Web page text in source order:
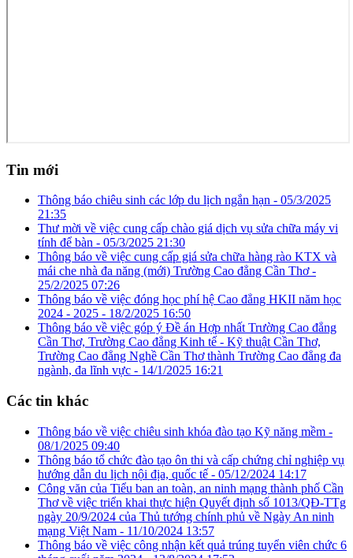
Tin mới
Thông báo chiêu sinh các lớp du lịch ngắn hạn - 05/3/2025
21:35
Thư mời về việc cung cấp chào giá dịch vụ sửa chữa máy vi
tính để bàn - 05/3/2025 21:30
Thông báo về việc cung cấp giá sửa chữa hàng rào KTX và
mái che nhà đa năng (mới) Trường Cao đẳng Cần Thơ -
25/2/2025 07:26
Thông báo về việc đóng học phí hệ Cao đẳng HKII năm học
2024 - 2025 - 18/2/2025 16:50
Thông báo về việc góp ý Đề án Hợp nhất Trường Cao đẳng
Cần Thơ, Trường Cao đẳng Kinh tế - Kỹ thuật Cần Thơ,
Trường Cao đẳng Nghề Cần Thơ thành Trường Cao đẳng đa
ngành, đa lĩnh vực - 14/1/2025 16:21
Các tin khác
Thông báo về việc chiêu sinh khóa đào tạo Kỹ năng mềm -
08/1/2025 09:40
Thông báo tổ chức đào tạo ôn thi và cấp chứng chỉ nghiệp vụ
hướng dẫn du lịch nội địa, quốc tế - 05/12/2024 14:17
Công văn của Tiểu ban an toàn, an ninh mạng thành phố Cần
Thơ về việc triển khai thực hiện Quyết định số 1013/QĐ-TTg
ngày 20/9/2024 của Thủ tướng chính phủ về Ngày An ninh
mạng Việt Nam - 11/10/2024 13:57
Thông báo về việc công nhận kết quả trúng tuyển viên chức 6